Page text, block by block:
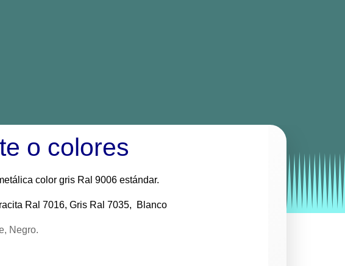
o colores
color gris Ral 9006 estándar.
Ral 7016, Gris Ral 7035, Blanco
Negro.